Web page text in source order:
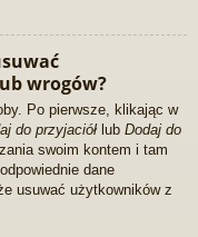
wrogów?
Po pierwsze, klikając w
do przyjaciół lub Dodaj do
swoim kontem i tam
dane
usuwać użytkowników z